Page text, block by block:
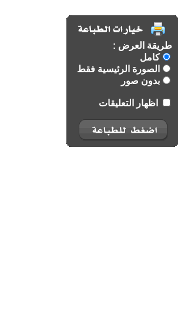
طريقة العرض :
كامل
الصورة الرئيسية فقط
بدون صور
اظهار التعليقات